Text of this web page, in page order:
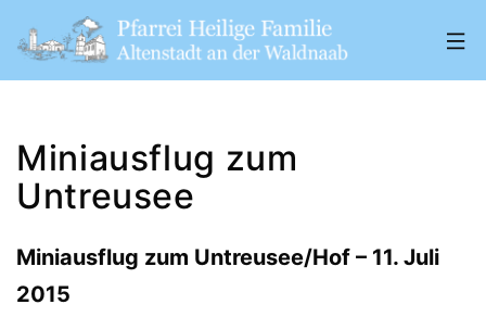
Inhalt
Familie"
Altenstadt
a.
d.
Miniausflug zum
Untreusee
Miniausflug zum Untreusee/Hof – 11. Juli
2015